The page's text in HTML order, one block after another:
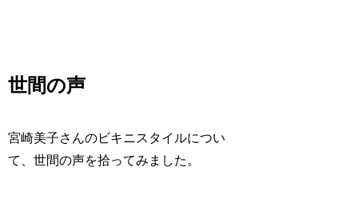
世間の声
宮崎美子さんのビキニスタイルについ
て、世間の声を拾ってみました。